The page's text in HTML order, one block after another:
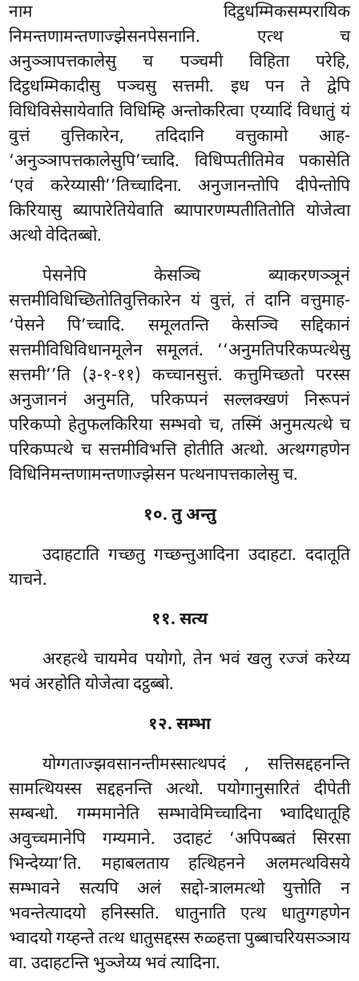
नाम दिट्ठधम्मिकसम्परायिक
निमन्तणामन्तणाज्झेसनपेसनानि. एत्थ च
अनुञ्ञापत्तकालेसु च पञ्चमी विहिता परेहि,
दिट्ठधम्मिकादीसु पञ्चसु सत्तमी. इध पन ते द्वेपि
विधिविसेसायेवाति विधिम्हि अन्तोकरित्वा एय्यादिं विधातुं यं
वुत्तं वुत्तिकारेन, तदिदानि वत्तुकामो आह-
‘अनुञ्ञापत्तकालेसुपि’च्चादि. विधिप्पतीतिमेव पकासेति
‘एवं करेय्यासी’’तिच्चादिना. अनुजानन्तोपि दीपेन्तोपि
किरियासु ब्यापारेतियेवाति ब्यापारणम्पतीतितोति योजेत्वा
अत्थो वेदितब्बो.
पेसनेपि केसञ्चि ब्याकरणञ्ञूनं
सत्तमीविधिच्छितोतिवुत्तिकारेन यं वुत्तं, तं दानि वत्तुमाह-
‘पेसने पि’च्चादि. समूलतन्ति केसञ्चि सद्दिकानं
सत्तमीविधिविधानमूलेन समूलतं. ‘‘अनुमतिपरिकप्पत्थेसु
सत्तमी’’ति (३-१-११) कच्चानसुत्तं. कत्तुमिच्छतो परस्स
अनुजाननं अनुमति, परिकप्पनं सल्लक्खणं निरूपनं
परिकप्पो हेतुफलकिरिया सम्भवो च, तस्मिं अनुमत्यत्थे च
परिकप्पत्थे च सत्तमीविभत्ति होतीति अत्थो. अत्थग्गहणेन
विधिनिमन्तणामन्तणाज्झेसन पत्थनापत्तकालेसु च.
१०. तु अन्तु
उदाहटाति गच्छतु गच्छन्तुआदिना उदाहटा. ददातूति
याचने.
११. सत्य
अरहत्थे चायमेव पयोगो, तेन भवं खलु रज्जं करेय्य
भवं अरहोति योजेत्वा दट्ठब्बो.
१२. सम्भा
योग्गताज्झवसानन्तीमस्सात्थपदं , सत्तिसद्दहनन्ति
सामत्थियस्स सद्दहनन्ति अत्थो. पयोगानुसारितं दीपेती
सम्बन्धो. गम्ममानेति सम्भावेमिच्चादिना भ्वादिधातूहि
अवुच्चमानेपि गम्यमाने. उदाहटं ‘अपिपब्बतं सिरसा
भिन्देय्या’ति. महाबलताय हत्थिहनने अलमत्थविसये
सम्भावने सत्यपि अलं सद्दो-त्रालमत्थो युत्तोति न
भवन्तेत्यादयो हनिस्सति. धातुनाति एत्थ धातुग्गहणेन
भ्वादयो गय्हन्ते तत्थ धातुसद्दस्स रुळ्हत्ता पुब्बाचरियसञ्ञाय
वा. उदाहटन्ति भुञ्जेय्य भवं त्यादिना.